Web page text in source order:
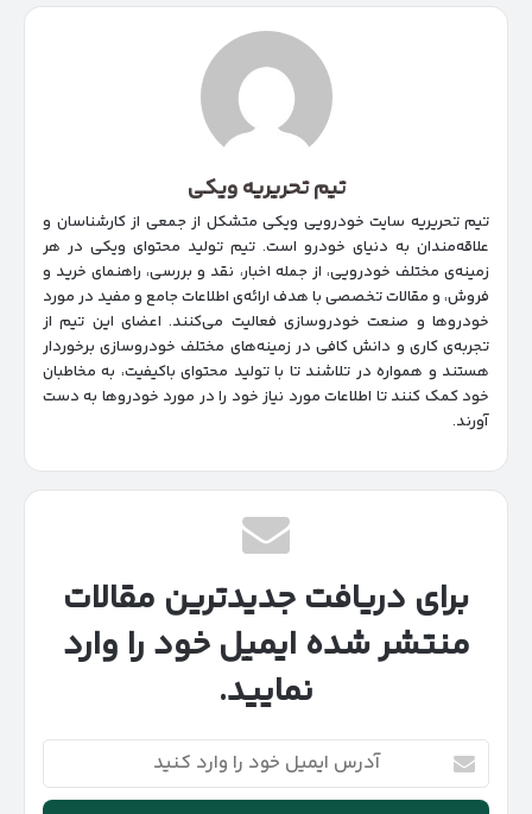
تیم تحریریه ویکی
تیم تحریریه سایت خودرویی ویکی متشکل از جمعی از کارشناسان و
علاقه‌مندان به دنیای خودرو است. تیم تولید محتوای ویکی در هر
زمینه‌‌ی مختلف خودرویی، از جمله اخبار، نقد و بررسی، راهنمای خرید و
فروش، و مقالات تخصصی با هدف ارائه‌ی اطلاعات جامع و مفید در مورد
خودروها و صنعت خودروسازی فعالیت می‌کنند. اعضای این تیم از
تجربه‌ی کاری و دانش کافی در زمینه‌های مختلف خودروسازی برخوردار
هستند و همواره در تلاشند تا با تولید محتوای باکیفیت، به مخاطبان
خود کمک کنند تا اطلاعات مورد نیاز خود را در مورد خودروها به دست
آورند.
برای دریافت جدیدترین مقالات
منتشر شده ایمیل خود را وارد
نمایید.
آدرس
ایمیل
خود